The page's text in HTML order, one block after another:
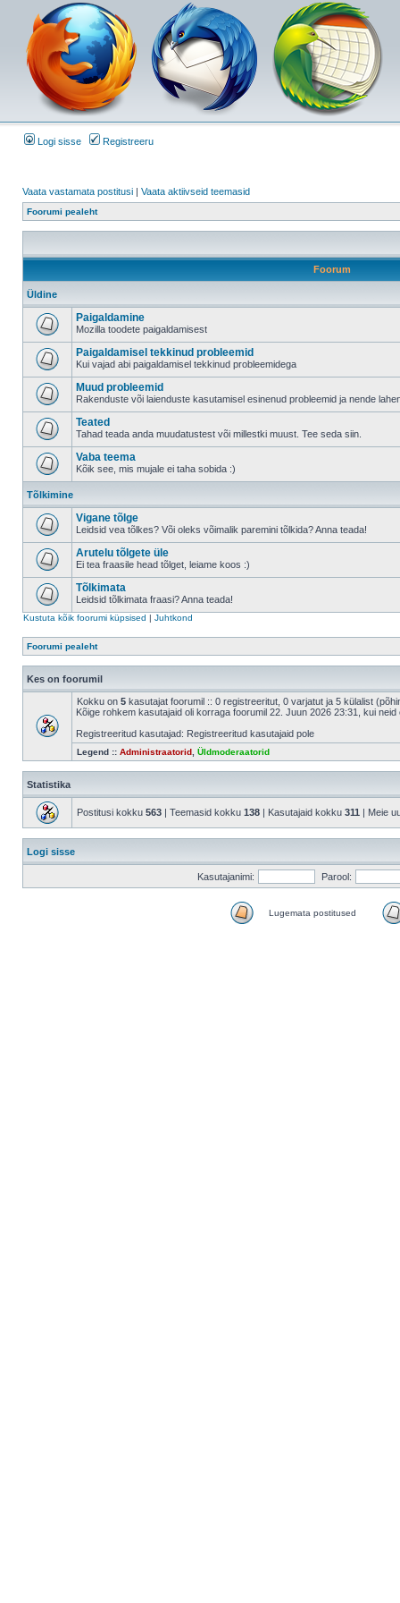
Logi sisse Registreeru
Vaata vastamata postitusi | Vaata aktiivseid teemasid
Foorumi pealeht
Foorum
Üldine
Paigaldamine
Mozilla toodete paigaldamisest
Paigaldamisel tekkinud probleemid
Kui vajad abi paigaldamisel tekkinud probleemidega
Muud probleemid
Rakenduste või laienduste kasutamisel esinenud probleemid ja nende
Teated
Tahad teada anda muudatustest või millestki muust. Tee seda siin.
Vaba teema
Kõik see, mis mujale ei taha sobida :)
Tõlkimine
Vigane tõlge
Leidsid vea tõlkes? Või oleks võimalik paremini tõlkida? Anna teada!
Arutelu tõlgete üle
Ei tea fraasile head tõlget, leiame koos :)
Tõlkimata
Leidsid tõlkimata fraasi? Anna teada!
Kustuta kõik foorumi küpsised | Juhtkond
Foorumi pealeht
Kes on foorumil
Kokku on 5 kasutajat foorumil :: 0 registreeritut, 0 varjatut ja 5 külalist
Kõige rohkem kasutajaid oli korraga foorumil 22. Juun 2026 23:31, kui neid
Registreeritud kasutajad: Registreeritud kasutajaid pole
Legend :: Administraatorid Üldmoderaatorid
Statistika
Postitusi kokku 563 | Teemasid kokku 138 | Kasutajaid kokku 311 | Meie
Logi sisse
Kasutajanimi: Parool:
Lugemata postitused